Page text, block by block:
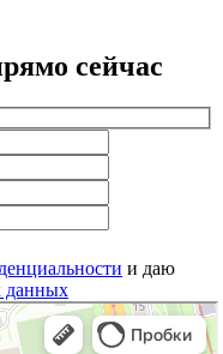
сейчас
и даю
данных